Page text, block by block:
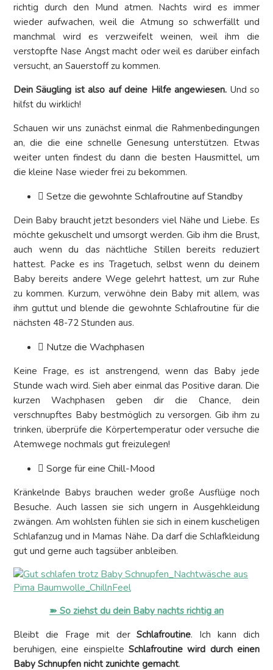
richtig durch den Mund atmen. Nachts wird es immer
wieder aufwachen, weil die Atmung so schwerfällt und
manchmal wird es verzweifelt weinen, weil ihm die
verstopfte Nase Angst macht oder weil es darüber einfach
versucht, an Sauerstoff zu kommen.
Dein Säugling ist also auf deine Hilfe angewiesen. Und so
hilfst du wirklich!
Schauen wir uns zunächst einmal die Rahmenbedingungen
an, die die eine schnelle Genesung unterstützen. Etwas
weiter unten findest du dann die besten Hausmittel, um
die kleine Nase wieder frei zu bekommen.
Setze die gewohnte Schlafroutine auf Standby
Dein Baby braucht jetzt besonders viel Nähe und Liebe. Es
möchte gekuschelt und umsorgt werden. Gib ihm die Brust,
auch wenn du das nächtliche Stillen bereits reduziert
hattest. Packe es ins Tragetuch, selbst wenn du deinem
Baby bereits andere Wege gelehrt hattest, um zur Ruhe
zu kommen. Kurzum, verwöhne dein Baby mit allem, was
ihm guttut und blende die gewohnte Schlafroutine für die
nächsten 48-72 Stunden aus.
Nutze die Wachphasen
Keine Frage, es ist anstrengend, wenn das Baby jede
Stunde wach wird. Sieh aber einmal das Positive daran. Die
kurzen Wachphasen geben dir die Chance, dein
verschnupftes Baby bestmöglich zu versorgen. Gib ihm zu
trinken, überprüfe die Körpertemperatur oder versuche die
Atemwege nochmals gut freizulegen!
Sorge für eine Chill-Mood
Kränkelnde Babys brauchen weder große Ausflüge noch
Besuche. Auch lassen sie sich ungern in Ausgehkleidung
zwängen. Am wohlsten fühlen sie sich in einem kuscheligen
Schlafanzug und in Mamas Nähe. Da darf die Schlafkleidung
gut und gerne auch tagsüber anbleiben.
➽ So ziehst du dein Baby nachts richtig an
Bleibt die Frage mit derSchlafroutine. Ich kann dich
beruhigen, eine einspielte Schlafroutine wird durch einen
Baby Schnupfen nicht zunichte gemacht.